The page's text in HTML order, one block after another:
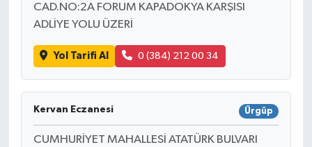
CAD.NO:2A FORUM KAPADOKYA KARŞISI
ADLİYE YOLU ÜZERİ
Yol Tarifi Al 0 (384) 212 00 34
Kervan Eczanesi Ürgüp
CUMHURİYET MAHALLESİ ATATÜRK BULVARI